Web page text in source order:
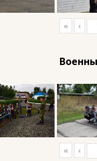
« ‹
« ‹